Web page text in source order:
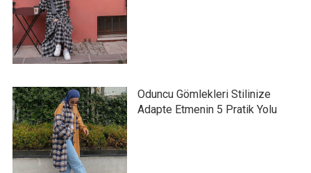
Oduncu Gömlekleri Stilinize
Adapte Etmenin 5 Pratik Yolu